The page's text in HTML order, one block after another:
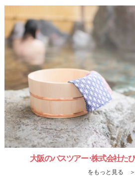
大阪のバスツアー･株式会社た
をもっと見る ＞